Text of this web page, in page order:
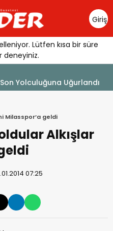
Giriş
Yap
Lütfen kısa bir süre
deneyiniz.
Yolculuğuna Uğurlandı
Milasspor’a geldi
Alkışlar
07:25